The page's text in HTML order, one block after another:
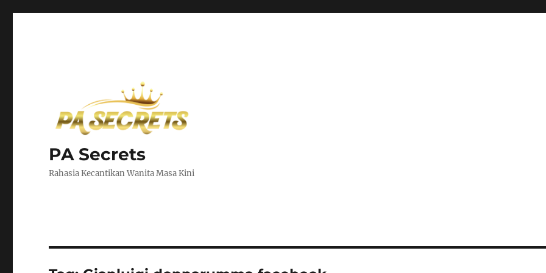
PA Secrets
Rahasia Kecantikan Wanita Masa Kini